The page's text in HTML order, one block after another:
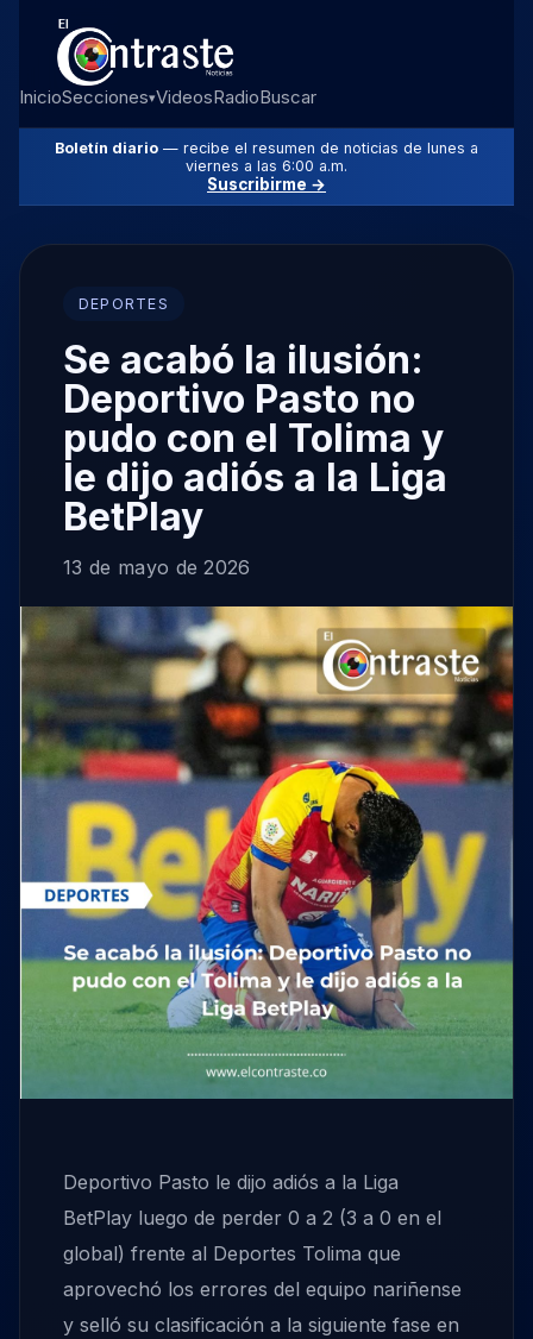
InicioSecciones▾VideosRadioBuscar
Boletín diario — recibe el resumen de noticias de lunes a
viernes a las 6:00 a.m.
Suscribirme →
DEPORTES
Se acabó la ilusión:
Deportivo Pasto no
pudo con el Tolima y
le dijo adiós a la Liga
BetPlay
13 de mayo de 2026
Deportivo Pasto le dijo adiós a la Liga
BetPlay luego de perder 0 a 2 (3 a 0 en el
global) frente al Deportes Tolima que
aprovechó los errores del equipo nariñense
y selló su clasificación a la siguiente fase en